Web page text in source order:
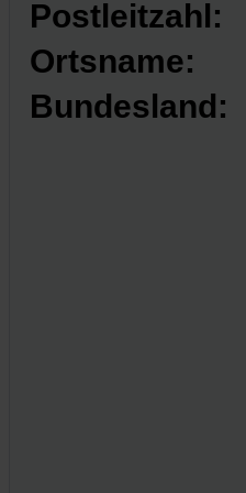
Postleitzahl:
Ortsname:
Bundesland: